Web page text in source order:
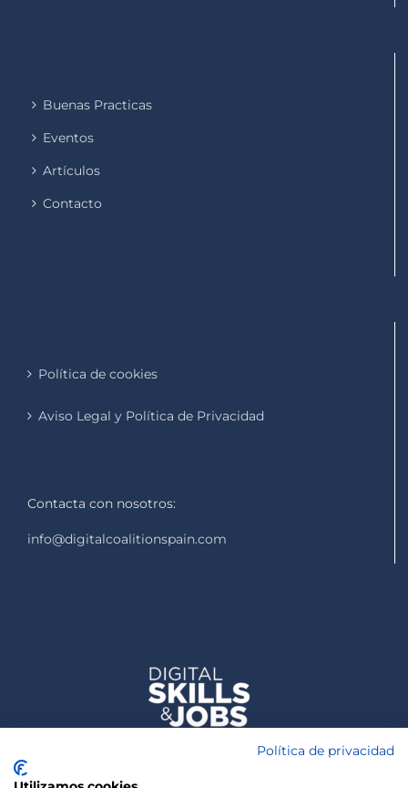
Buenas Practicas
Eventos
Artículos
Contacto
Política de cookies
Aviso Legal y Política de Privacidad
Contacta con nosotros:
info@digitalcoalitionspain.com
Política de privacidad